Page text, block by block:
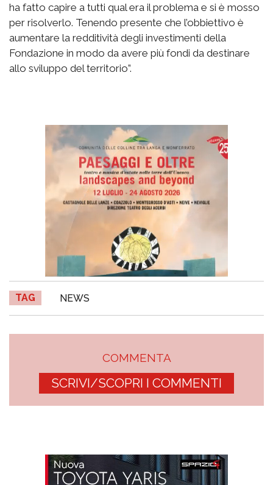
ha fatto capire a tutti qual era il problema e si è mosso
per risolverlo. Tenendo presente che l’obbiettivo è
aumentare la redditività degli investimenti della
Fondazione in modo da avere più fondi da destinare
allo sviluppo del territorio”.
TAG NEWS
COMMENTA
SCRIVI/SCOPRI I COMMENTI